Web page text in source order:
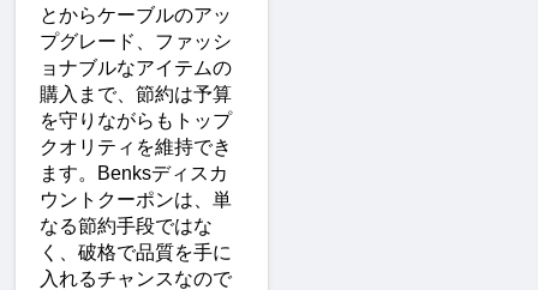
とからケーブルのアッ
プグレード、ファッシ
ョナブルなアイテムの
購入まで、節約は予算
を守りながらもトップ
クオリティを維持でき
ます。Benksディスカ
ウントクーポンは、単
なる節約手段ではな
く、破格で品質を手に
入れるチャンスなので